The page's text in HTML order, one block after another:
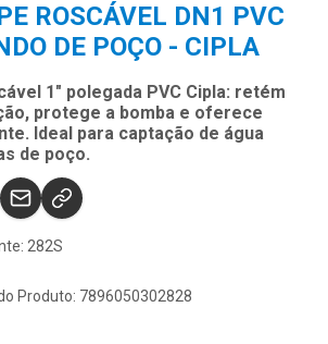
ROSCÁVEL DN1 PVC
DE POÇO - CIPLA
1" polegada PVC Cipla: retém
protege a bomba e oferece
Ideal para captação de água
de poço.
282S
Produto: 7896050302828